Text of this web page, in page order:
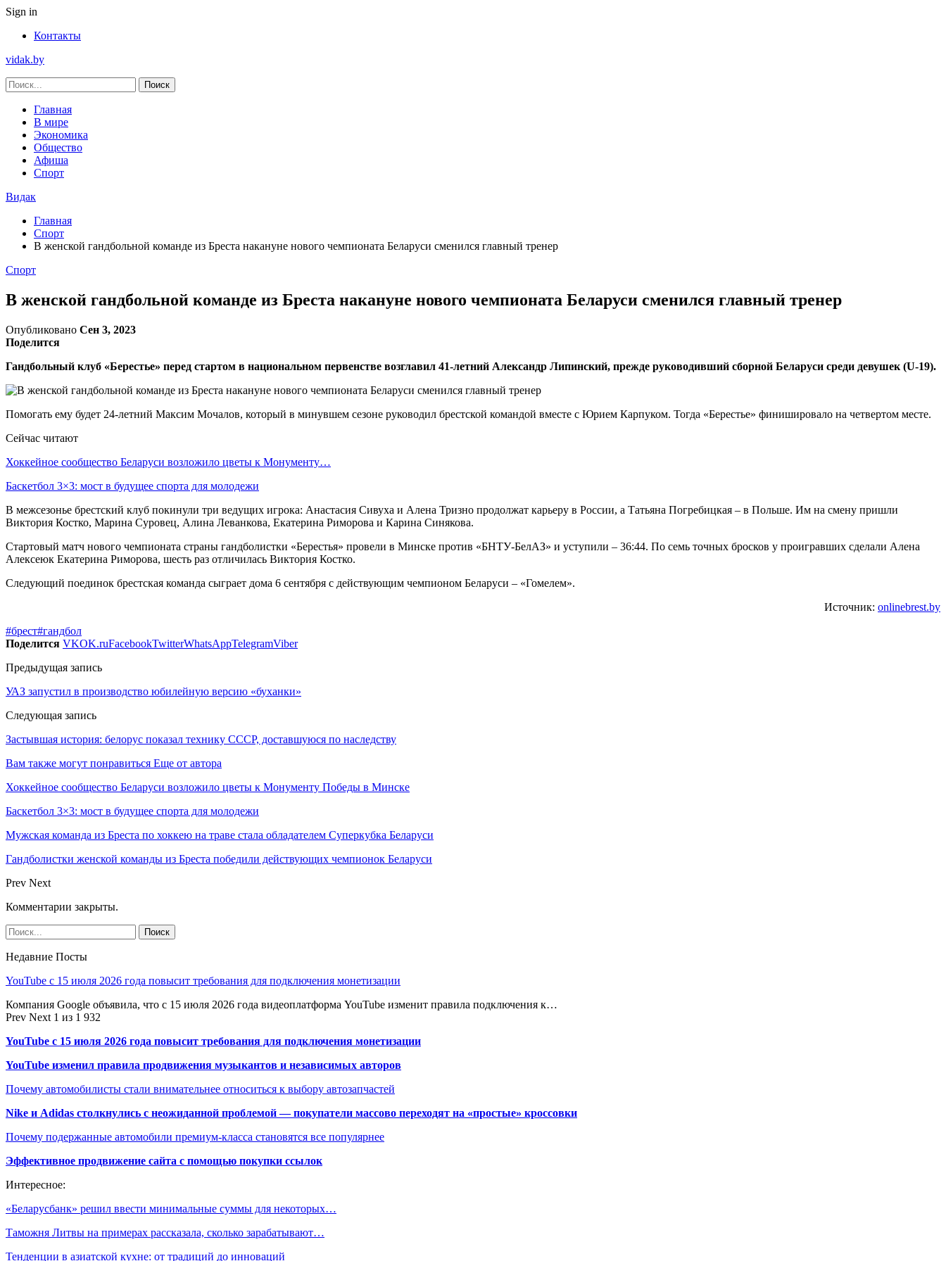
Sign in
Контакты
vidak.by
Главная
В мире
Экономика
Общество
Афиша
Спорт
Видак
Главная
Спорт
В женской гандбольной команде из Бреста накануне нового чемпионата Беларуси сменился главный тренер
Спорт
В женской гандбольной команде из Бреста накануне нового чемпионата Беларуси сменился главный тренер
Опубликовано Сен 3, 2023
Поделится
Гандбольный клуб «Берестье» перед стартом в национальном первенстве возглавил 41-летний Александр Липинский, прежде руководивший сборной Беларуси среди девушек (U-19).
Помогать ему будет 24-летний Максим Мочалов, который в минувшем сезоне руководил брестской командой вместе с Юрием Карпуком. Тогда «Берестье» финишировало на четвертом месте.
Сейчас читают
Хоккейное сообщество Беларуси возложило цветы к Монументу…
Баскетбол 3×3: мост в будущее спорта для молодежи
В межсезонье брестский клуб покинули три ведущих игрока: Анастасия Сивуха и Алена Тризно продолжат карьеру в России, а Татьяна Погребицкая – в Польше. Им на смену пришли
Виктория Костко, Марина Суровец, Алина Леванкова, Екатерина Риморова и Карина Синякова.
Стартовый матч нового чемпионата страны гандболистки «Берестья» провели в Минске против «БНТУ-БелАЗ» и уступили – 36:44. По семь точных бросков у проигравших сделали Алена
Алексеюк Екатерина Риморова, шесть раз отличилась Виктория Костко.
Следующий поединок брестская команда сыграет дома 6 сентября с действующим чемпионом Беларуси – «Гомелем».
Источник: onlinebrest.by
#брест#гандбол
Поделится VKOK.ruFacebookTwitterWhatsAppTelegramViber
Предыдущая запись
УАЗ запустил в производство юбилейную версию «буханки»
Следующая запись
Застывшая история: белорус показал технику СССР, доставшуюся по наследству
Вам также могут понравиться Еще от автора
Хоккейное сообщество Беларуси возложило цветы к Монументу Победы в Минске
Баскетбол 3×3: мост в будущее спорта для молодежи
Мужская команда из Бреста по хоккею на траве стала обладателем Суперкубка Беларуси
Гандболистки женской команды из Бреста победили действующих чемпионок Беларуси
Prev Next
Комментарии закрыты.
Недавние Посты
YouTube с 15 июля 2026 года повысит требования для подключения монетизации
Компания Google объявила, что с 15 июля 2026 года видеоплатформа YouTube изменит правила подключения к…
Prev Next 1 из 1 932
YouTube с 15 июля 2026 года повысит требования для подключения монетизации
YouTube изменил правила продвижения музыкантов и независимых авторов
Почему автомобилисты стали внимательнее относиться к выбору автозапчастей
Nike и Adidas столкнулись с неожиданной проблемой — покупатели массово переходят на «простые» кроссовки
Почему подержанные автомобили премиум-класса становятся все популярнее
Эффективное продвижение сайта с помощью покупки ссылок
Интересное:
«Беларусбанк» решил ввести минимальные суммы для некоторых…
Таможня Литвы на примерах рассказала, сколько зарабатывают…
Тенденции в азиатской кухне: от традиций до инноваций